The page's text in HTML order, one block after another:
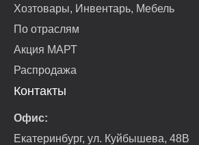
Хозтовары, Инвентарь, Мебель
По отраслям
Акция МАРТ
Распродажа
Контакты
Офис:
Екатеринбург, ул. Куйбышева, 48В